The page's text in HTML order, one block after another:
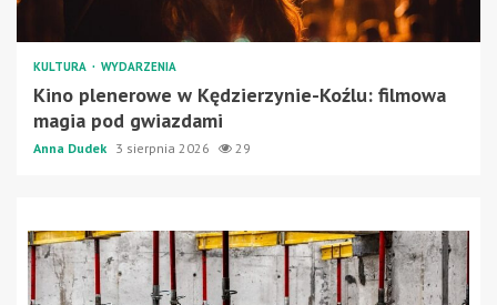
KULTURA WYDARZENIA
Kino plenerowe w Kędzierzynie-Koźlu: filmowa
magia pod gwiazdami
Anna Dudek 3 sierpnia 2026 29